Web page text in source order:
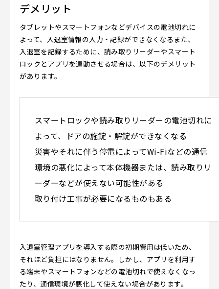
デメリット
タブレットやスマートフォンなどデバイスの電池切れに
よって、入退室情報の入力・記録ができなくなるまた、
入退室を記録するために、読み取りリーダーやスマート
ロックとアプリを連動させる場合は、以下のデメリット
があります。
スマートロックや読み取りリーダーの電池切れに
よって、ドアの施錠・解錠ができなくなる
災害やそれに伴う停電によってWi-Fiなどの通信
環境の悪化によって本体機器または、読み取りリ
ーダーなどが使えない可能性がある
取り付け工事が必要になるものもある
入退室管理アプリを導入する際の初期費用は低いため、
それほど負担にはなりません。しかし、アプリを利用す
る端末やスマートフォンなどの電池切れで使えなくなっ
たり、通信環境が悪化して使えない場合があります。